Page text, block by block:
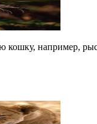
кошку, например,